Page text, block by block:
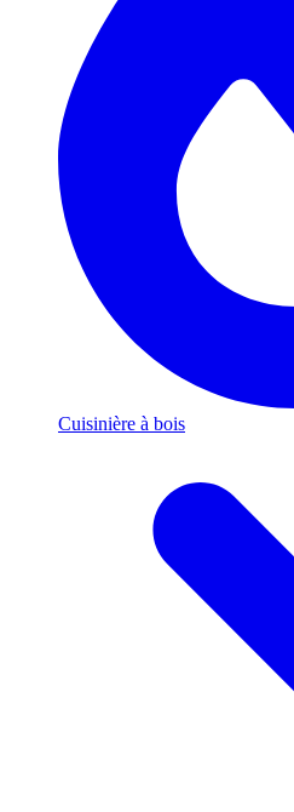
Cuisinière à bois